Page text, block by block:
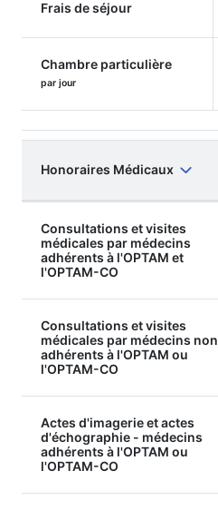
Frais de séjour
Chambre particulière
par jour
Honoraires Médicaux
Consultations et visites
médicales par médecins
adhérents à l'OPTAM et
l'OPTAM-CO
Consultations et visites
médicales par médecins non
adhérents à l'OPTAM ou
l'OPTAM-CO
Actes d'imagerie et actes
d'échographie - médecins
adhérents à l'OPTAM ou
l'OPTAM-CO